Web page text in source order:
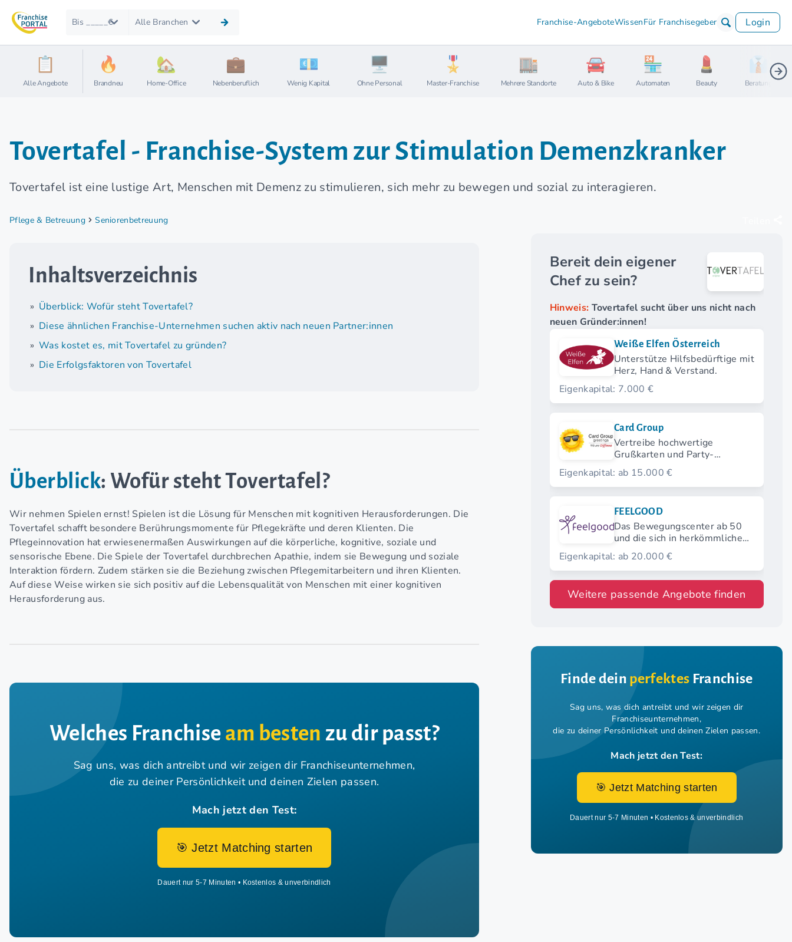
Bis _____€ Alle Branchen Franchise-AngeboteWissenFür Franchisegeber Login
Alle Angebote Brandneu Home-Office Nebenberuflich Wenig Kapital Ohne Personal Master-Franchise Mehrere Standorte Auto & Bike Automaten Beauty Beratung
Tovertafel - Franchise-System zur Stimulation Demenzkranker
Tovertafel ist eine lustige Art, Menschen mit Demenz zu stimulieren, sich mehr zu bewegen und sozial zu interagieren.
Pflege & Betreuung Seniorenbetreuung
Inhaltsverzeichnis
Überblick: Wofür steht Tovertafel?
Diese ähnlichen Franchise-Unternehmen suchen aktiv nach neuen Partner:innen
Was kostet es, mit Tovertafel zu gründen?
Die Erfolgsfaktoren von Tovertafel
Überblick: Wofür steht Tovertafel?
Wir nehmen Spielen ernst! Spielen ist die Lösung für Menschen mit kognitiven Herausforderungen. Die
Tovertafel schafft besondere Berührungsmomente für Pflegekräfte und deren Klienten. Die
Pflegeinnovation hat erwiesenermaßen Auswirkungen auf die körperliche, kognitive, soziale und
sensorische Ebene. Die Spiele der Tovertafel durchbrechen Apathie, indem sie Bewegung und soziale
Interaktion fördern. Zudem stärken sie die Beziehung zwischen Pflegemitarbeitern und ihren Klienten.
Auf diese Weise wirken sie sich positiv auf die Lebensqualität von Menschen mit einer kognitiven
Herausforderung aus.
Welches Franchise am besten zu dir passt?
Sag uns, was dich antreibt und wir zeigen dir Franchiseunternehmen,
die zu deiner Persönlichkeit und deinen Zielen passen.
Mach jetzt den Test:
🎯 Jetzt Matching starten
Dauert nur 5-7 Minuten • Kostenlos & unverbindlich
Bereit dein eigener
Chef zu sein?
Hinweis: Tovertafel sucht über uns nicht nach
neuen Gründer:innen!
Weiße Elfen Österreich
Unterstütze Hilfsbedürftige mit
Herz, Hand & Verstand.
Eigenkapital: 7.000 €
Card Group
Vertreibe hochwertige
Grußkarten und Party-
Produkte mit
Kommissionssystem.
Eigenkapital: ab 15.000 €
FEELGOOD
Das Bewegungscenter ab 50
und die sich in herkömmlichen
Fitnessstudios nicht
wohlfühlen.
Eigenkapital: ab 20.000 €
Weitere passende Angebote finden
Finde dein perfektes Franchise
Sag uns, was dich antreibt und wir zeigen dir
Franchiseunternehmen,
die zu deiner Persönlichkeit und deinen Zielen passen.
Mach jetzt den Test:
🎯 Jetzt Matching starten
Dauert nur 5-7 Minuten • Kostenlos & unverbindlich